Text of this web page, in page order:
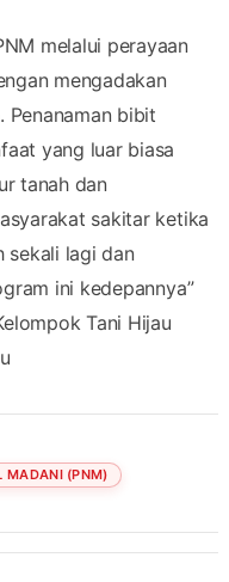
melalui perayaan
mengadakan
Penanaman bibit
yang luar biasa
tanah dan
sakitar ketika
sekali lagi dan
ini kedepannya”
Tani Hijau
MADANI (PNM)